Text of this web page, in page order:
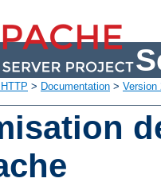
> Documentation > Version